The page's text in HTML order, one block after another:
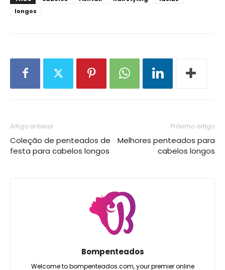
longos
Artigo anterior
Coleção de penteados de
festa para cabelos longos
Próximo artigo
Melhores penteados para
cabelos longos
Bompenteados
Welcome to bompenteados.com, your premier online